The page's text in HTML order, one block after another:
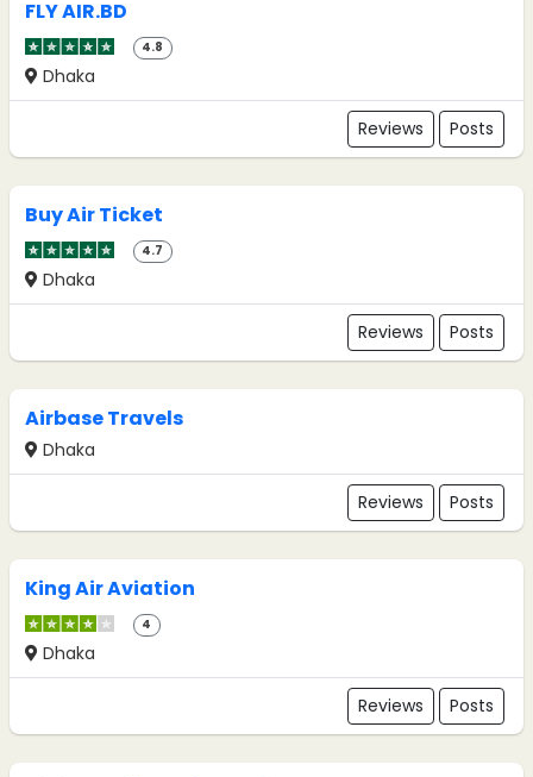
FLY AIR.BD
4.8
Dhaka
Reviews Posts
Buy Air Ticket
4.7
Dhaka
Reviews Posts
Airbase Travels
Dhaka
Reviews Posts
King Air Aviation
4
Dhaka
Reviews Posts